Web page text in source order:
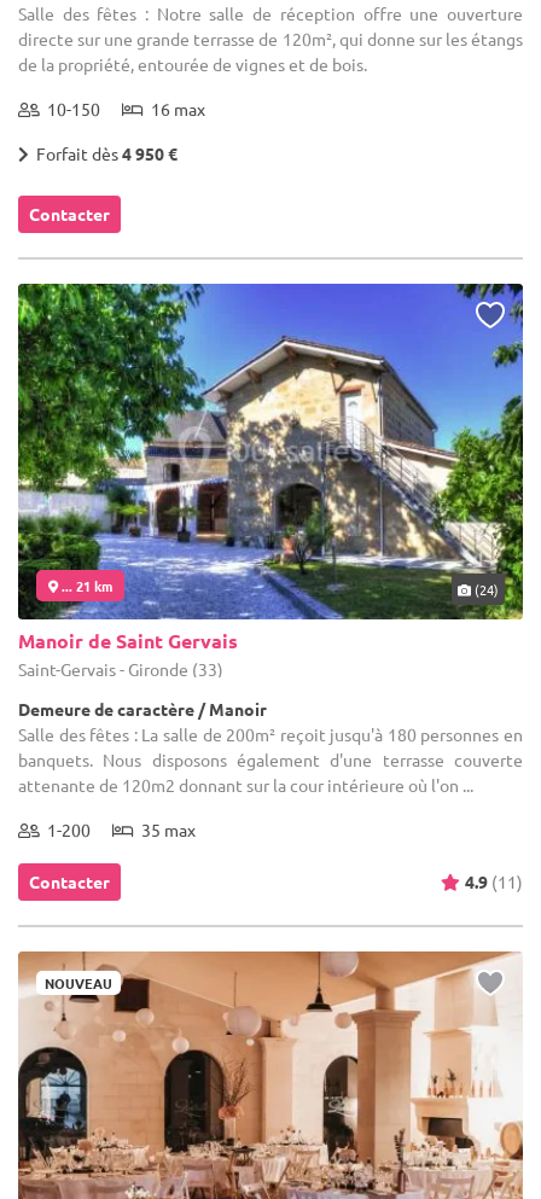
Salle des fêtes : Notre salle de réception offre une ouverture
directe sur une grande terrasse de 120m², qui donne sur les étangs
de la propriété, entourée de vignes et de bois.
10-150 16 max
Forfait dès4 950 €
Contacter
... 21 km (24)
Manoir de Saint Gervais
Saint-Gervais - Gironde (33)
Demeure de caractère / Manoir
Salle des fêtes : La salle de 200m² reçoit jusqu'à 180 personnes en
banquets. Nous disposons également d'une terrasse couverte
attenante de 120m2 donnant sur la cour intérieure où l'on ...
1-200 35 max
Contacter 4.9 (11)
NOUVEAU